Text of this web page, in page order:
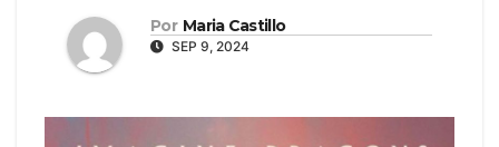
Por Maria Castillo
SEP 9, 2024